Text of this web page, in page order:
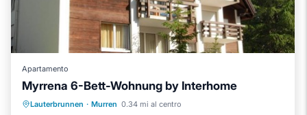
Apartamento
Myrrena 6-Bett-Wohnung by Interhome
Lauterbrunnen · Murren 0.34 mi al centro
Chimenea/Calefacción
Balcón/Terraza